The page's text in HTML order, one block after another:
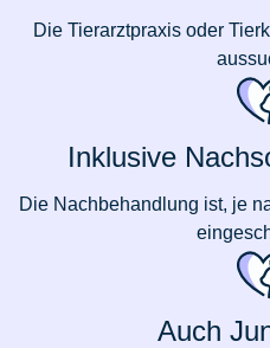
Die Tierarztpraxis oder
Inklusive
Die Nachbehandlung ist, je
Auch